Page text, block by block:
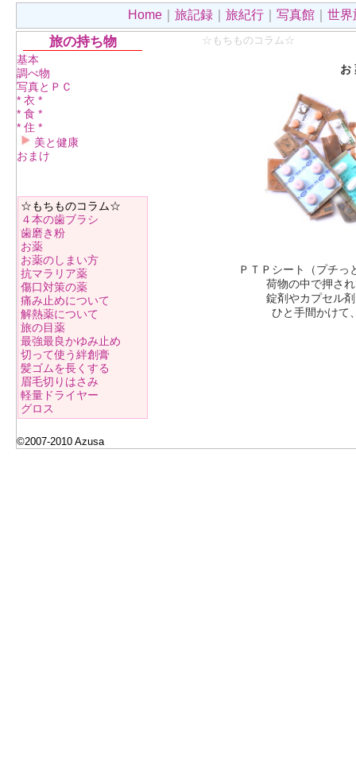
Home｜ 旅記録｜ 旅紀行｜ 写真館｜ 世界
旅の持ち物
基本
調べ物
写真とＰＣ
* 衣 *
* 食 *
* 住 *
美と健康
おまけ
☆もちものコラム☆
４本の歯ブラシ
歯磨き粉
お薬
お薬のしまい方
抗マラリア薬
傷口対策の薬
痛み止めについて
解熱薬について
旅の目薬
最強最良かゆみ止め
切って使う絆創膏
髪ゴムを長くする
眉毛切りはさみ
軽量ドライヤー
グロス
©2007-2010 Azusa
☆もちものコラム☆
お
ＰＴＰシート（プチっ
荷物の中で押さ
錠剤やカプセル
ひと手間かけて